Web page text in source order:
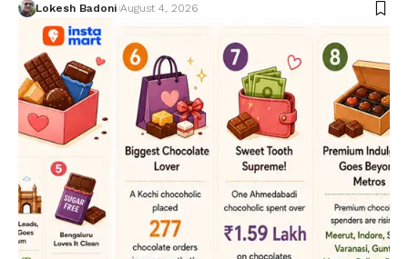
Lokesh Badoni August 4, 2026